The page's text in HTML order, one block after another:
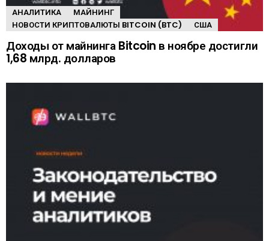
АНАЛИТИКА
МАЙНИНГ
НОВОСТИ КРИПТОВАЛЮТЫ BITCOIN (BTC)
США
Доходы от майнинга Bitcoin в ноябре достигли
1,68 млрд. долларов